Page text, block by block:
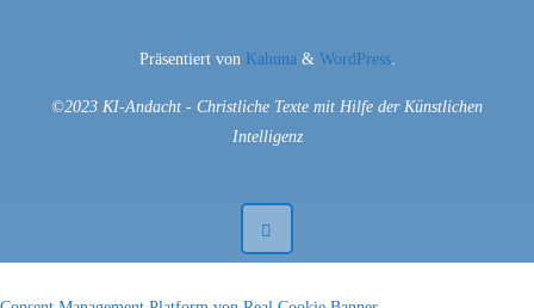
Präsentiert vonKahuna& WordPress.
©2023 KI-Andacht - Christliche Texte mit Hilfe der Künstlichen
Intelligenz